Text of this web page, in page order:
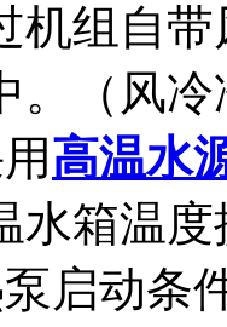
机组自
。（风
高温水
水箱温
启动条